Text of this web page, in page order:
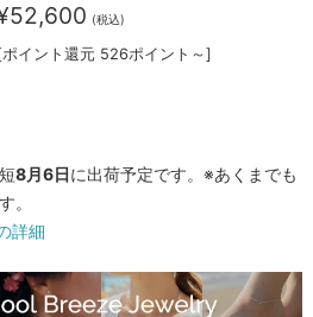
(税込)
イント還元 526ポイント～]
8月6日に出荷予定です。※あくまでも
。
詳細